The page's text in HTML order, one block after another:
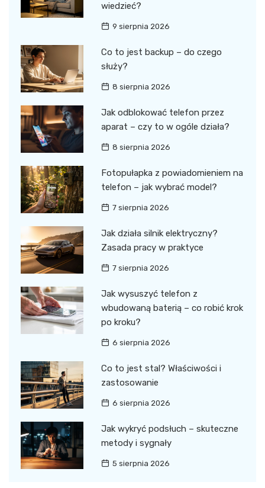
wiedzieć?
9 sierpnia 2026
Co to jest backup – do czego
służy?
8 sierpnia 2026
Jak odblokować telefon przez
aparat – czy to w ogóle działa?
8 sierpnia 2026
Fotopułapka z powiadomieniem na
telefon – jak wybrać model?
7 sierpnia 2026
Jak działa silnik elektryczny?
Zasada pracy w praktyce
7 sierpnia 2026
Jak wysuszyć telefon z
wbudowaną baterią – co robić krok
po kroku?
6 sierpnia 2026
Co to jest stal? Właściwości i
zastosowanie
6 sierpnia 2026
Jak wykryć podsłuch – skuteczne
metody i sygnały
5 sierpnia 2026